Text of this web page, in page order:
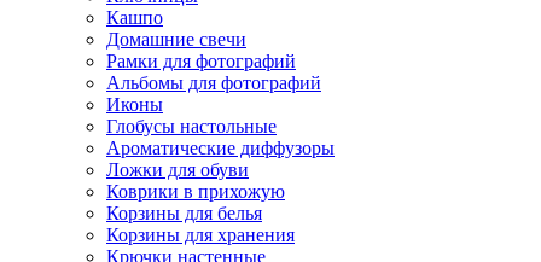
Кашпо
Домашние свечи
Рамки для фотографий
Альбомы для фотографий
Иконы
Глобусы настольные
Ароматические диффузоры
Ложки для обуви
Коврики в прихожую
Корзины для белья
Корзины для хранения
Крючки настенные